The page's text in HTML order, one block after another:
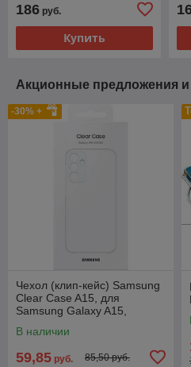
186 руб.
Купить
Акционные предложения и
-30% +
Чехол (клип-кейс) Samsung
Clear Case A15, для
Samsung Galaxy A15,
В наличии
59,85 руб. 85,50 руб.